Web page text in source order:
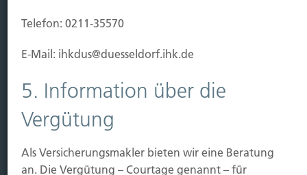
Baubeginn
Einzug/Vermietung
Hubert Brück KG | Inhaber: Dipl. Ökonom Johannes
Brück | Kapellstraße 2 | 40479 Düsseldorf
Telefon: 0211-490066 | Fax:
E-Mail:
Telefon: 0211-35570
E-Mail: ihkdus@duesseldorf.ihk.de
5. Information über die
Vergütung
Als Versicherungsmakler bieten wir eine Beratung
an. Die Vergütung – Courtage genannt – für